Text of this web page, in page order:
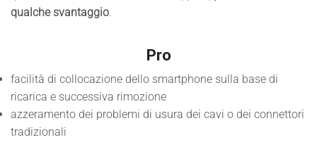
qualche svantaggio.
Pro
facilità di collocazione dello smartphone sulla base di
ricarica e successiva rimozione
azzeramento dei problemi di usura dei cavi o dei connettori
tradizionali